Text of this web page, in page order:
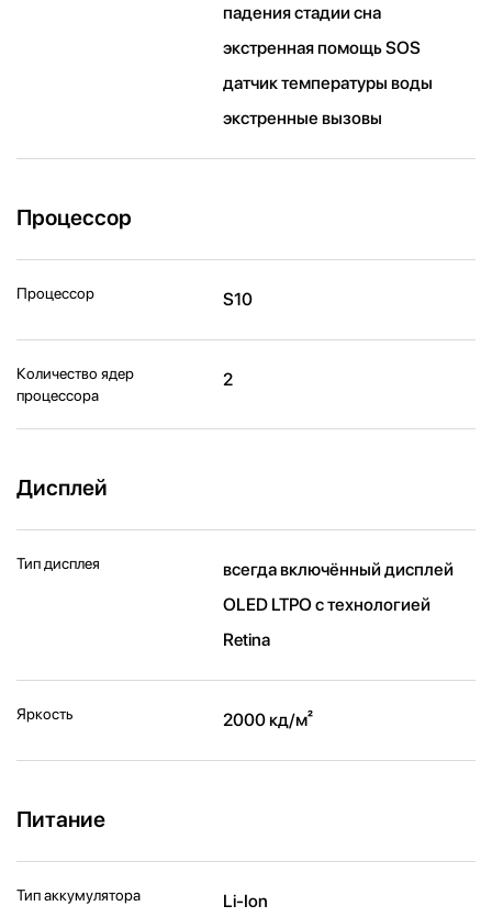
падения стадии сна
экстренная помощь SOS
датчик температуры воды
экстренные вызовы
Процессор
Процессор S10
Количество ядер
процессора
2
Дисплей
Тип дисплея
всегда включённый дисплей
OLED LTPO с технологией
Retina
Яркость 2000 кд/ м²
Питание
Тип аккумулятора Li-Ion